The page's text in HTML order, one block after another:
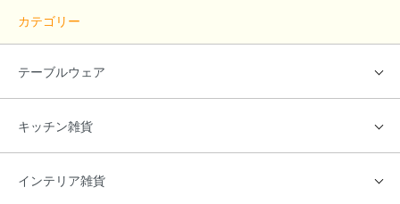
カテゴリー
テーブルウェア
キッチン雑貨
インテリア雑貨